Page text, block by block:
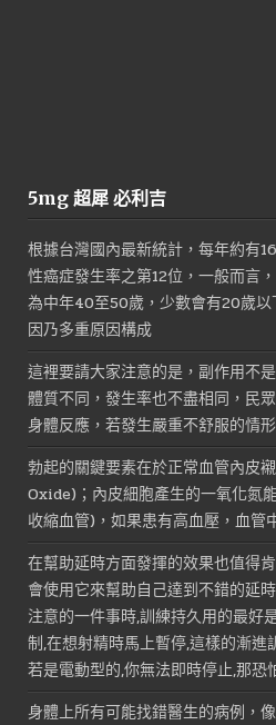
5mg 超犀 必利吉
根據台灣國內最新統計，每年約有
性癌症發生率之第12位，一般而言
為中年40至50歲，少數會有20歲
因乃多重原因構成
這裡要請大家注意的是，副作用不
體質不同，發生率也不盡相同，民
身體反應，若發生嚴重不舒服的情
勃起的關鍵要素在於正常血管內皮
Oxide)；內皮細胞產生的一氧化氮
收縮血管)，如果患有高血壓，血管
在幫助延時方面發揮的效果也值得
會使用它來幫助自己達到不錯的延
注意的一件事時,訓練持久用的最好
制,在想射精時馬上暫停,這樣的漸進
若是電動型的,你無法即時停止,那恐
身體上所有可能找錯醫生的病例，